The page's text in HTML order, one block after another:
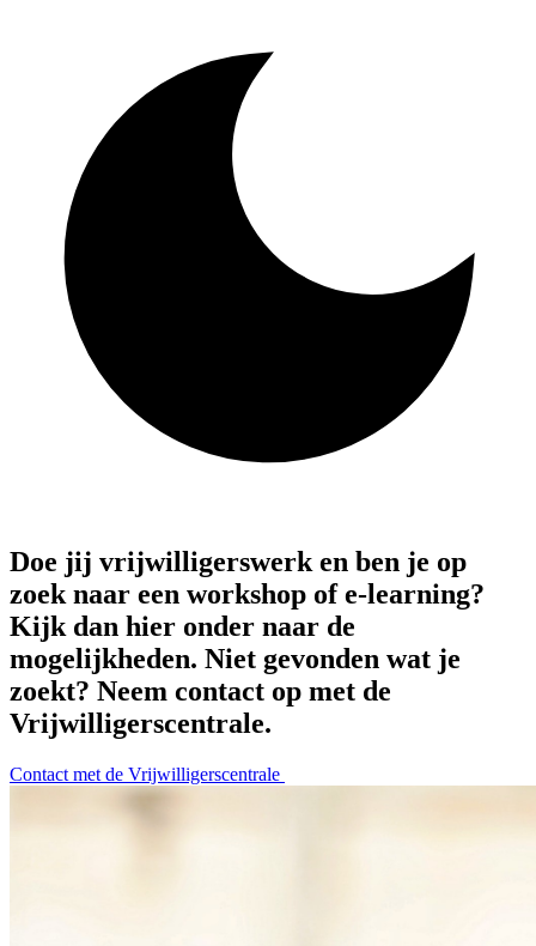
Doe jij vrijwilligerswerk en ben je op
zoek naar een workshop of e-learning?
Kijk dan hier onder naar de
mogelijkheden. Niet gevonden wat je
zoekt? Neem contact op met de
Vrijwilligerscentrale.
Contact met de Vrijwilligerscentrale